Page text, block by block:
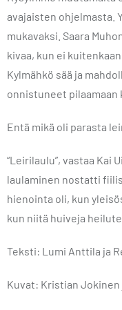
avajaisten ohjelmasta.
mukavaksi. Saara
kivaa, kun ei
Kylmähkö sää ja
onnistuneet pilaamaan
Entä mikä oli parasta
“Leirilaulu”, vastaa Kai
laulaminen nostatti
hienointa oli, kun
kun niitä huiveja
Teksti: Lumi Anttila ja
Kuvat: Kristian Jokinen